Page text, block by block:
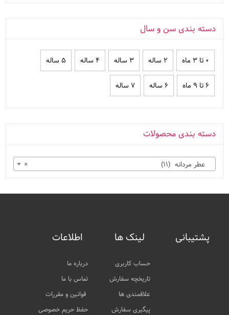
دسته بندی سن و سال
۰ تا ۳ ماه ۲ ساله ۳ ساله ۴ ساله ۵ ساله
۶ تا ۹ ماه ۶ ساله ۷ ساله
دسته بندی محصولات
× عطر مردانه (۱۱)
پشتیبانی لینک ها
حساب کاربری
تاریخچه سفارش
علاقمندی ها
پیگیری سفارش
اطلاعات
درباره ما
تماس با ما
قوانین و مقررات
حفظ حریم خصوصی